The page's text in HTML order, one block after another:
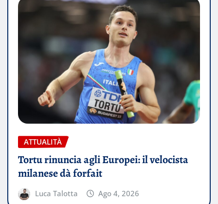
ATTUALITÀ
Tortu rinuncia agli Europei: il velocista
milanese dà forfait
Luca Talotta Ago 4, 2026